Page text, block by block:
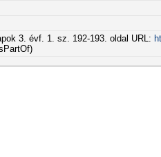
3. évf. 1. sz. 192-193. oldal URL: